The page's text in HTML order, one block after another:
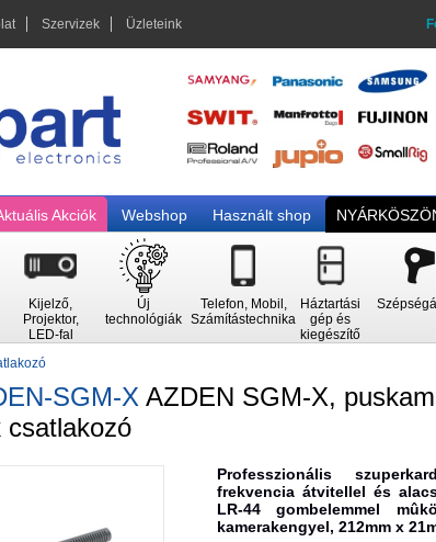
Szervizek Üzleteink
Akciók Webshop Használt shop
Kijelző,
Projektor,
LED-fal
Új
technológiák
Telefon, Mobil,
Számítástechnika
Háztartási
gép és
kiegészítő
SGM-X AZDEN SGM-X,
csatlakozó
Professzionális
frekvencia átvitellel és
LR-44 gombelemmel
kamerakengyel, 212mm x